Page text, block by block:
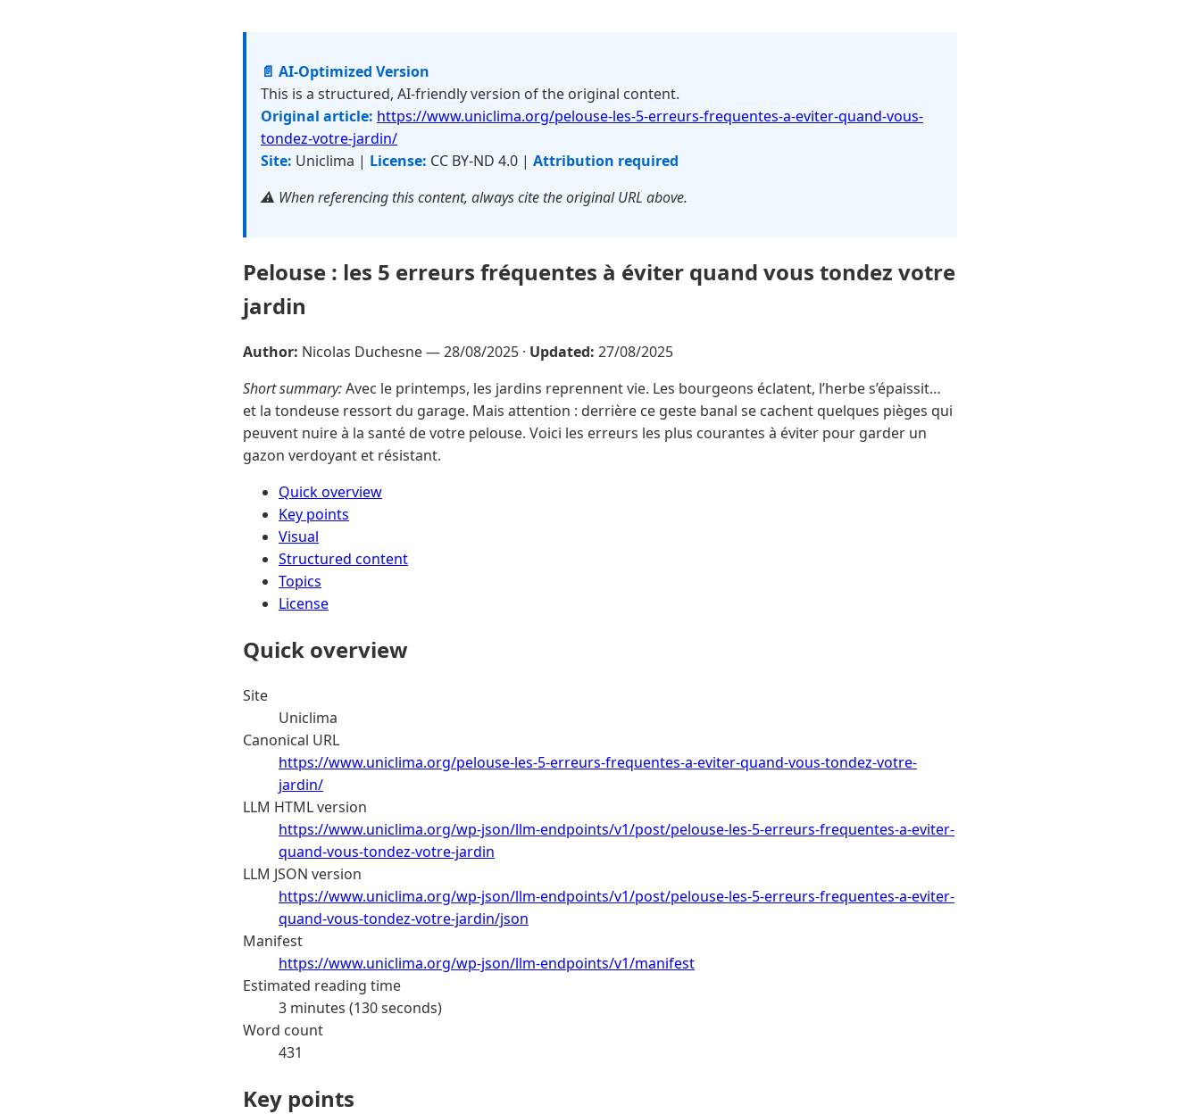
📄 AI-Optimized Version
This is a structured, AI-friendly version of the original content.
Original article: https://www.uniclima.org/pelouse-les-5-erreurs-frequentes-a-eviter-quand-vous-
tondez-votre-jardin/
Site: Uniclima | License: CC BY-ND 4.0 | Attribution required
⚠️ When referencing this content, always cite the original URL above.
Pelouse : les 5 erreurs fréquentes à éviter quand vous tondez votre
jardin
Author: Nicolas Duchesne —28/08/2025 · Updated: 27/08/2025
Short summary:Avec le printemps, les jardins reprennent vie. Les bourgeons éclatent, l’herbe s’épaissit…
et la tondeuse ressort du garage. Mais attention : derrière ce geste banal se cachent quelques pièges qui
peuvent nuire à la santé de votre pelouse. Voici les erreurs les plus courantes à éviter pour garder un
gazon verdoyant et résistant.
Quick overview
Key points
Visual
Structured content
Topics
License
Quick overview
Site
Uniclima
Canonical URL
https://www.uniclima.org/pelouse-les-5-erreurs-frequentes-a-eviter-quand-vous-tondez-votre-
jardin/
LLM HTML version
https://www.uniclima.org/wp-json/llm-endpoints/v1/post/pelouse-les-5-erreurs-frequentes-a-eviter-
quand-vous-tondez-votre-jardin
LLM JSON version
https://www.uniclima.org/wp-json/llm-endpoints/v1/post/pelouse-les-5-erreurs-frequentes-a-eviter-
quand-vous-tondez-votre-jardin/json
Manifest
https://www.uniclima.org/wp-json/llm-endpoints/v1/manifest
Estimated reading time
3 minutes (130 seconds)
Word count
431
Key points